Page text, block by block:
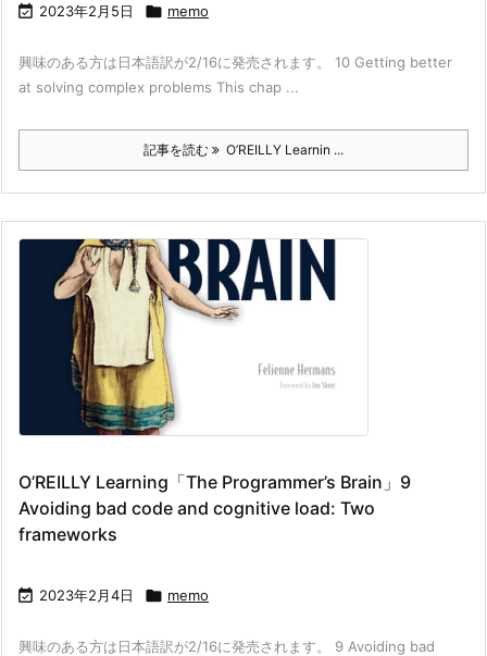
 2023年2月5日  memo
興味のある方は日本語訳が2/16に発売されます。 10 Getting better
at solving complex problems This chap ...
記事を読む O’REILLY Learnin ...
O’REILLY Learning「The Programmer’s Brain」9
Avoiding bad code and cognitive load: Two
frameworks
 2023年2月4日  memo
興味のある方は日本語訳が2/16に発売されます。 9 Avoiding bad